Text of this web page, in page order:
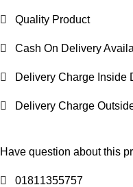
Quality Product
Cash On Delivery
Delivery Charge Inside
Delivery Charge
Have question about this
01811355757